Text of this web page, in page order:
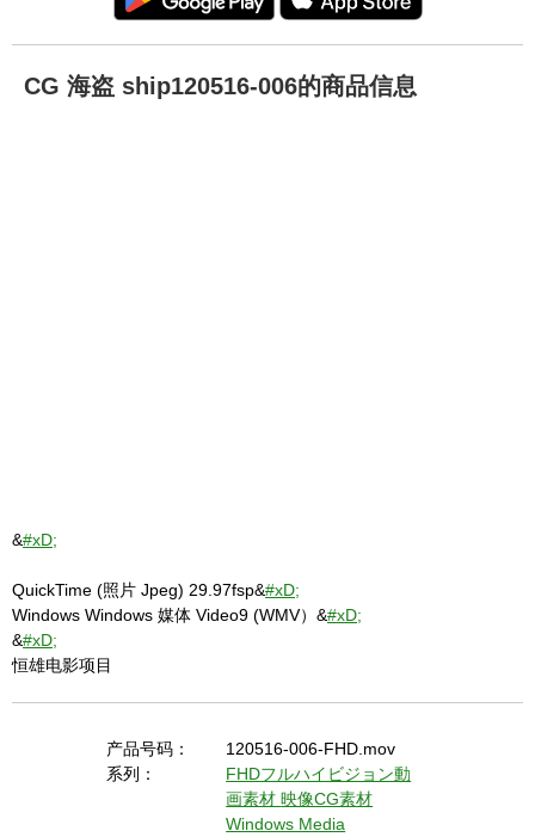
CG 海盗 ship120516-006的商品信息
&#xD;
QuickTime (照片 Jpeg) 29.97fsp&#xD;
Windows Windows 媒体 Video9 (WMV）&#xD;
&#xD;
恒雄电影项目
产品号码：
120516-006-FHD.mov
系列：
FHDフルハイビジョン動
画素材映像CG素材
Windows Media